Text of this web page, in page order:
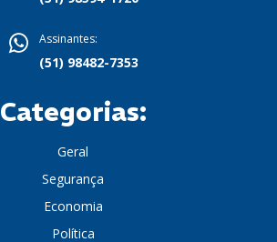
Assinantes:
(51) 98482-7353
Categorias:
Geral
Segurança
Economia
Política